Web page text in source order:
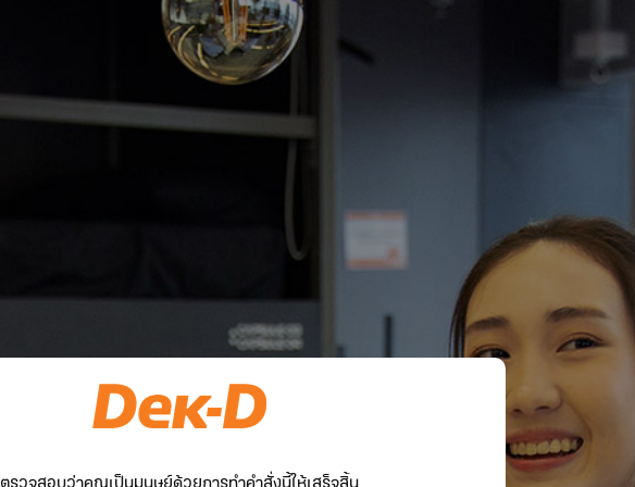
ตรวจสอบว่าคุณเป็นมนุษย์ด้วยการทำคำสั่งนี้ให้เสร็จสิ้น